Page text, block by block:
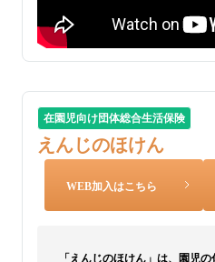
在園児向け団体総合生活保険
えんじのほけん
WEB加入はこちら
「えんじのほけん」は、園児